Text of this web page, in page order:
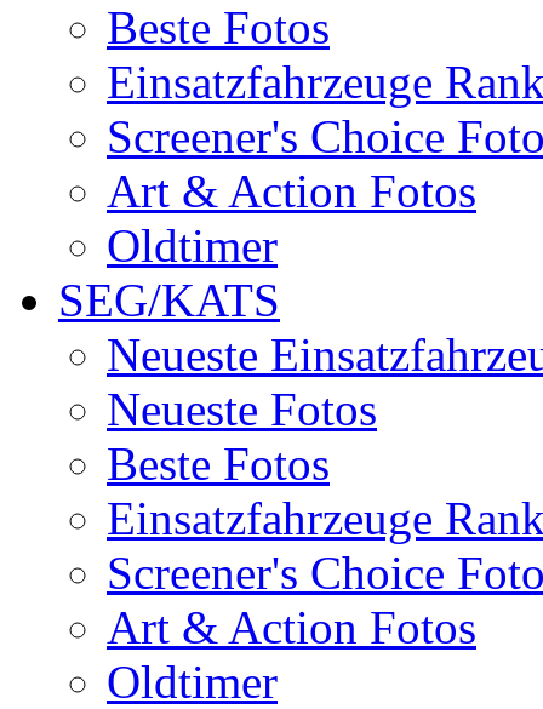
Beste Fotos
Einsatzfahrzeuge
Screener's Choice
Art & Action Fotos
Oldtimer
SEG/KATS
Neueste
Neueste Fotos
Beste Fotos
Einsatzfahrzeuge
Screener's Choice
Art & Action Fotos
Oldtimer